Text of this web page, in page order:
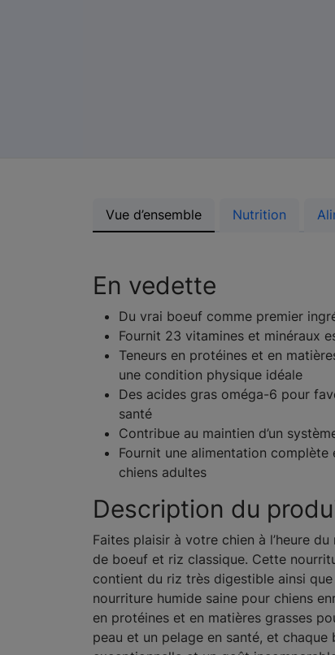
Vue d’ensemble Nutrition
En vedette
Du vrai boeuf comme premier
Fournit 23 vitamines et minéraux
Teneurs en protéines et en
une condition physique idéale
Des acides gras oméga-6 pour
santé
Contribue au maintien d’un
Fournit une alimentation complète
chiens adultes
Description du
Faites plaisir à votre chien à l’heure
de boeuf et riz classique. Cette
contient du riz très digestible ainsi
nourriture humide saine pour chiens
en protéines et en matières grasses
peau et un pelage en santé, et